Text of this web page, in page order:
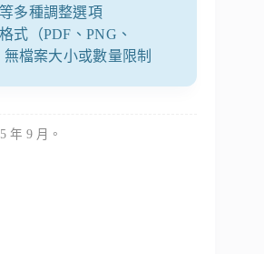
多種調整選項
式（PDF、PNG、
無檔案大小或數量限制
年 9 月。